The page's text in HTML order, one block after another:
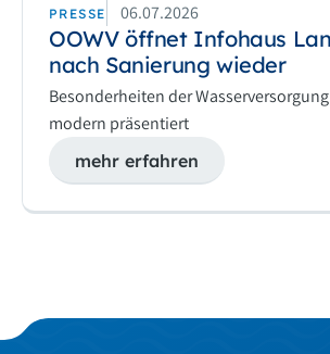
PRESSE 06.07.2026
OOWV öffnet Infohaus
nach Sanierung wieder
Besonderheiten der
modern präsentiert
mehr erfahren